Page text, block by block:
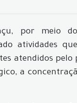
por meio
atividades
atendidos
a